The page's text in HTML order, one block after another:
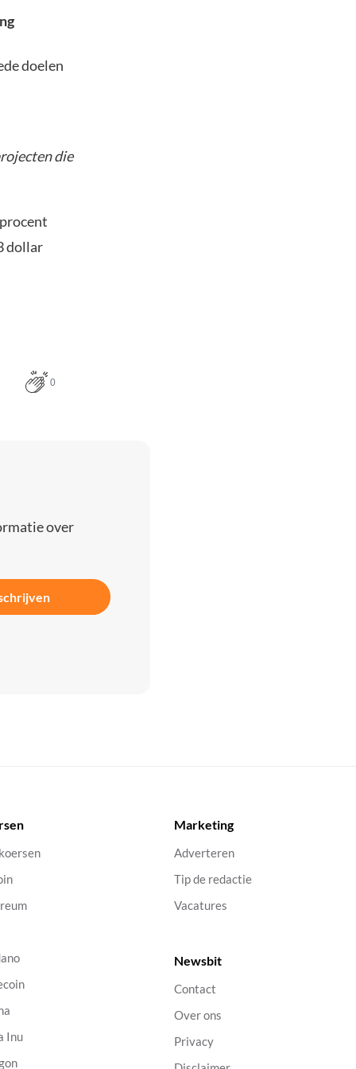
doelen
die
dollar
0
over
Inu
Marketing
Adverteren
Tip de redactie
Vacatures
Newsbit
Contact
Over ons
Privacy